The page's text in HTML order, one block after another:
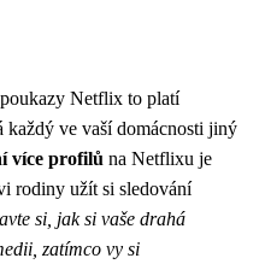
Netflix to platí
každý ve vaší domácnosti jiný
více profilů na Netflixu je
rodiny užít si sledování
si, jak si vaše drahá
zatímco vy si